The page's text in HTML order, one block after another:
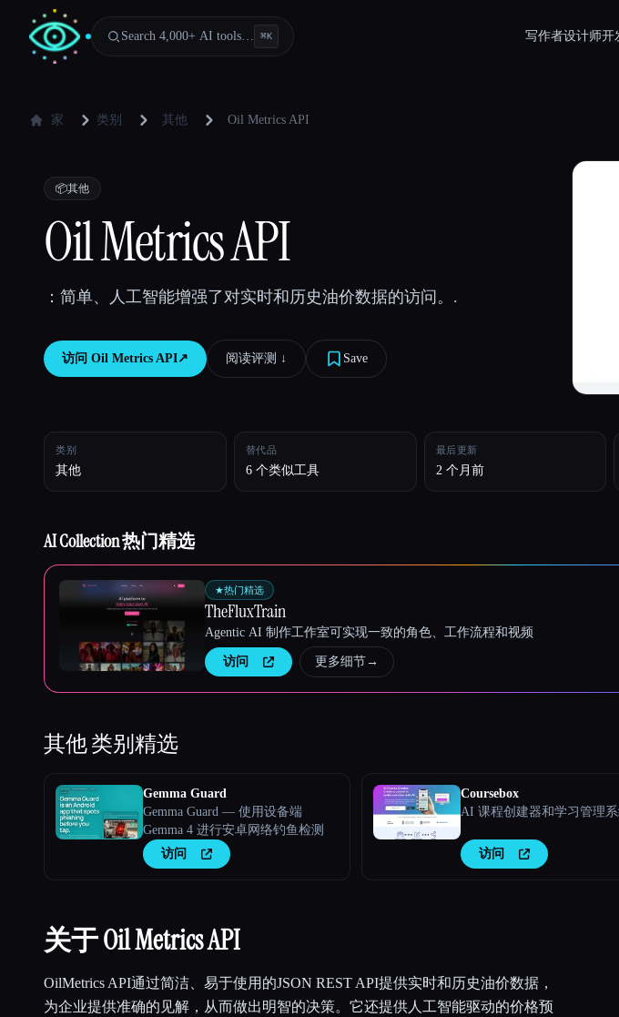
Search 4,000+ AI tools… ⌘K 写作者设计师开
家 类别 其他 Oil Metrics API
📦其他
Oil Metrics API
：简单、人工智能增强了对实时和历史油价数据的访问。.
访问 Oil Metrics API↗︎ 阅读评测 ↓︎ Save
类别
其他
替代品
6 个类似工具
最后更新
2 个月前
AI Collection 热门精选
★热门精选
TheFluxTrain
Agentic AI 制作工作室可实现一致的角色、工作流程和视频
访问 更多细节→
其他类别精选
Gemma Guard
Gemma Guard — 使用设备端
Gemma 4 进行安卓网络钓鱼检测
访问
Coursebox
AI 课程创建器和学习管理
访问
关于 Oil Metrics API
OilMetrics API通过简洁、易于使用的JSON REST API提供实时和历史油价数据，
为企业提供准确的见解，从而做出明智的决策。它还提供人工智能驱动的价格预